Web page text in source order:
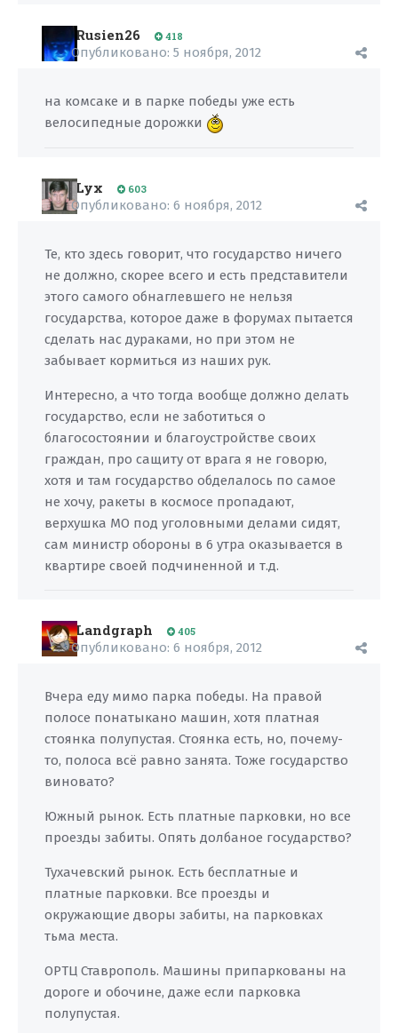
Rusien26 418
Опубликовано: 5 ноября, 2012
на комсаке и в парке победы уже есть
велосипедные дорожки
Lyx 603
Опубликовано: 6 ноября, 2012
Те, кто здесь говорит, что государство ничего
не должно, скорее всего и есть представители
этого самого обнаглевшего не нельзя
государства, которое даже в форумах пытается
сделать нас дураками, но при этом не
забывает кормиться из наших рук.
Интересно, а что тогда вообще должно делать
государство, если не заботиться о
благосостоянии и благоустройстве своих
граждан, про сащиту от врага я не говорю,
хотя и там государство обделалось по самое
не хочу, ракеты в космосе пропадают,
верхушка МО под уголовными делами сидят,
сам министр обороны в 6 утра оказывается в
квартире своей подчиненной и т.д.
Landgraph 405
Опубликовано: 6 ноября, 2012
Вчера еду мимо парка победы. На правой
полосе понатыкано машин, хотя платная
стоянка полупустая. Стоянка есть, но, почему-
то, полоса всё равно занята. Тоже государство
виновато?
Южный рынок. Есть платные парковки, но все
проезды забиты. Опять долбаное государство?
Тухачевский рынок. Есть бесплатные и
платные парковки. Все проезды и
окружающие дворы забиты, на парковках
тьма места.
ОРТЦ Ставрополь. Машины припаркованы на
дороге и обочине, даже если парковка
полупустая.